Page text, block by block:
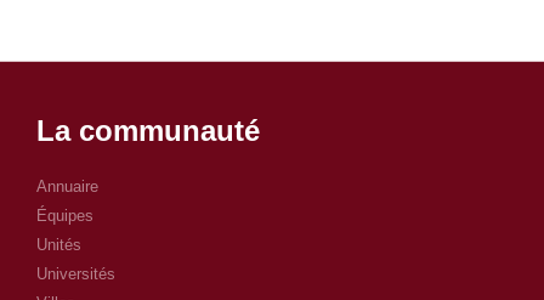
La communauté
Annuaire
Équipes
Unités
Universités